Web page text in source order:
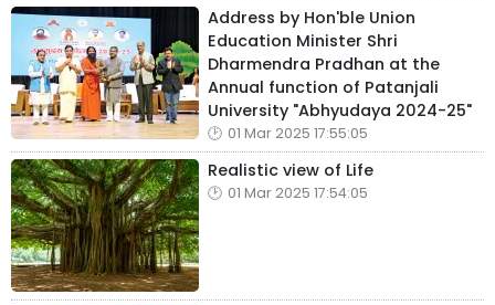
Address by Hon'ble Union
Education Minister Shri
Dharmendra Pradhan at the
Annual function of Patanjali
University "Abhyudaya 2024-25"
01 Mar 2025 17:55:05
Realistic view of Life
01 Mar 2025 17:54:05